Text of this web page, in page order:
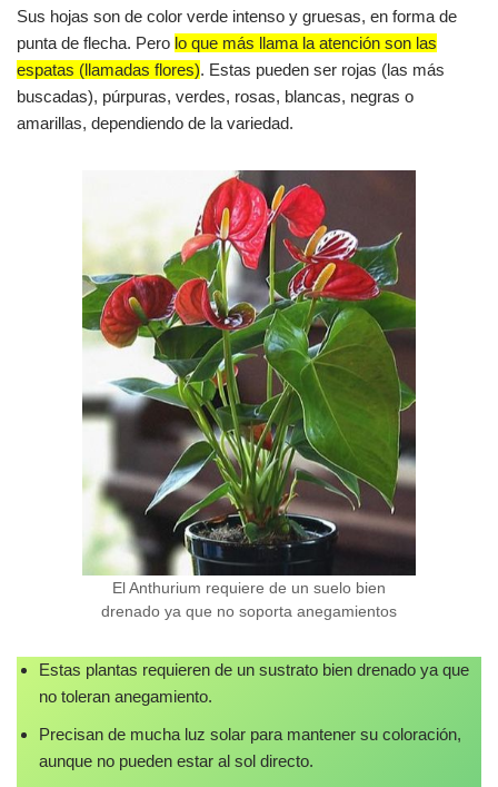
Sus hojas son de color verde intenso y gruesas, en forma de
punta de flecha. Pero lo que más llama la atención son las
espatas (llamadas flores). Estas pueden ser rojas (las más
buscadas), púrpuras, verdes, rosas, blancas, negras o
amarillas, dependiendo de la variedad.
El Anthurium requiere de un suelo bien
drenado ya que no soporta anegamientos
Estas plantas requieren de un sustrato bien drenado ya que
no toleran anegamiento.
Precisan de mucha luz solar para mantener su coloración,
aunque no pueden estar al sol directo.